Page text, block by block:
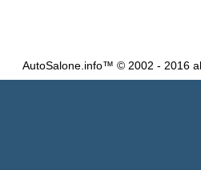
AutoSalone.info™ © 2002 - 2016